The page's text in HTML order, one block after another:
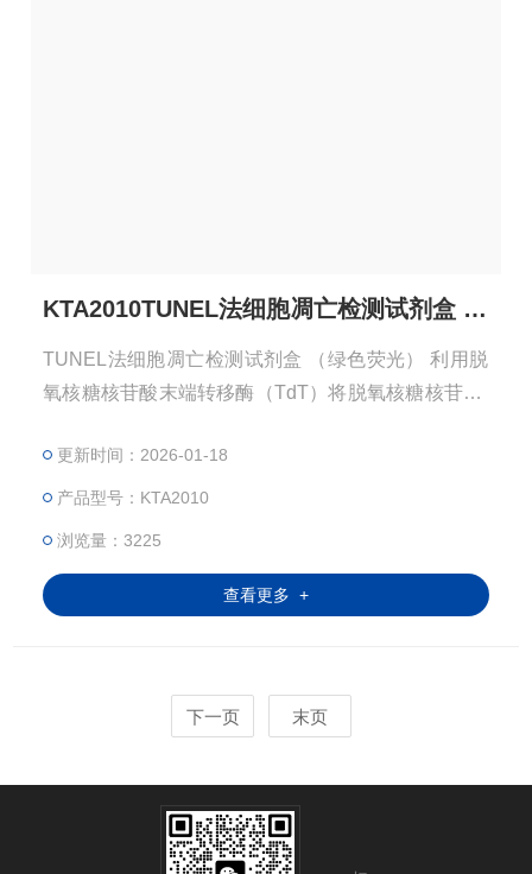
KTA2010TUNEL法细胞凋亡检测试剂盒 （绿色荧光）
TUNEL法细胞凋亡检测试剂盒 （绿色荧光） 利用脱
氧核糖核苷酸末端转移酶（TdT）将脱氧核糖核苷酸-
更新时间：2026-01-18
产品型号：KTA2010
浏览量：3225
查看更多 +
下一页 末页